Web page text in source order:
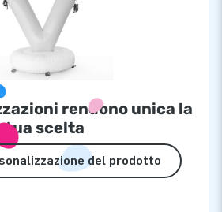
rendono unica la
tua scelta
del prodotto